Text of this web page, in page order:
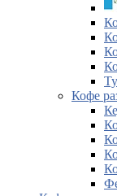
Кофе